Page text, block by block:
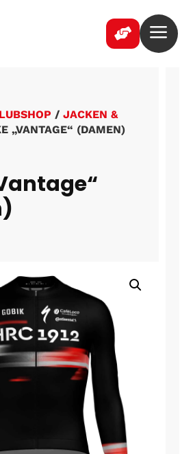
 a
/JACKEN &
„VANTAGE“ (DAMEN)